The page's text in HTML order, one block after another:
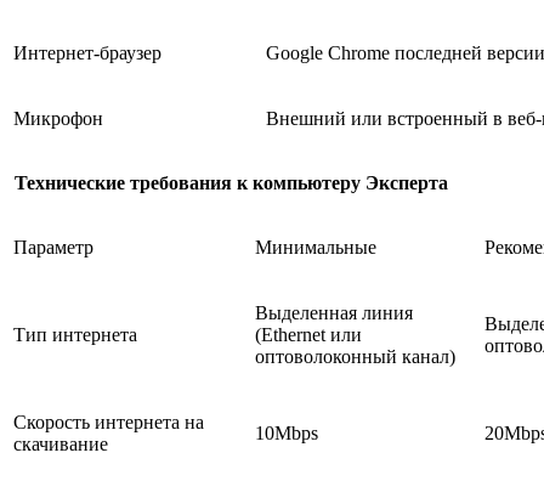
Интернет-браузер Google Chrome последней версии
Микрофон Внешний или встроенный в веб-
Технические требования к компьютеру Эксперта
Параметр Минимальные
Тип интернета
Выделенная линия
(Ethernet или
оптоволоконный канал)
Скорость интернета на
скачивание
10Mbps